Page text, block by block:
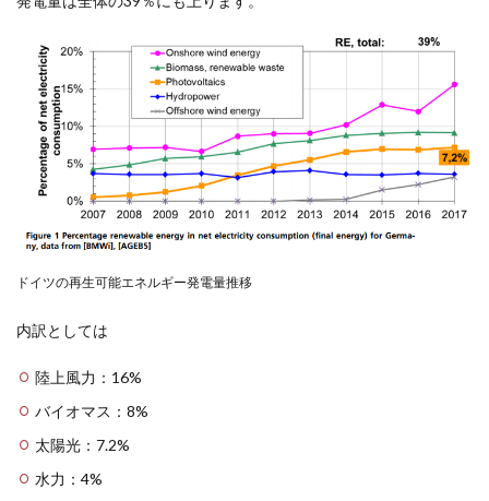
ドイツの再生可能エネルギー発電量推移
内訳としては
陸上風力：16%
バイオマス：8%
太陽光：7.2%
水力：4%